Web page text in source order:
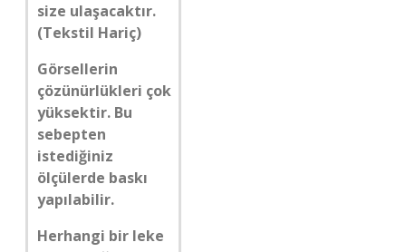
size ulaşacaktır.
(Tekstil Hariç)
Görsellerin
çözünürlükleri çok
yüksektir. Bu
sebepten
istediğiniz
ölçülerde baskı
yapılabilir.
Herhangi bir leke